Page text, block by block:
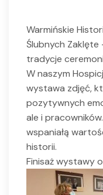
Warmińskie
Ślubnych
tradycje
W naszym
wystawa zdjęć,
pozytywnych
ale i
wspaniałą
historii.
Finisaż wystawy